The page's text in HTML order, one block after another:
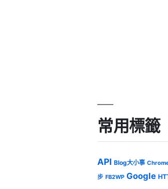
常用標籤
API Blog大小事
步 FB2WP Google